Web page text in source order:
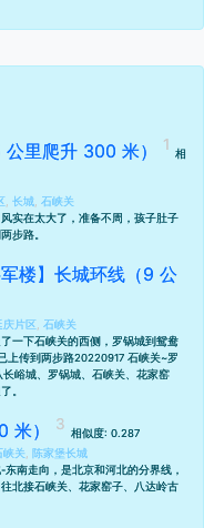
里爬升 300 米） 相
长城 石峡关
实在太大了，准备不周，孩子肚子
两步路
楼】长城环线（9 公
庆片区 石峡关
了一下石峡关的西侧，罗锅城到鸳鸯
上传到两步路20220917 石峡关~罗
长峪城 罗锅城 石峡关
花家窑
。
）
相似度: 0.287
峡关
陈家堡长城
南走向，是北京和河北的分界线，
北接石峡关、花家窑子、八达岭古